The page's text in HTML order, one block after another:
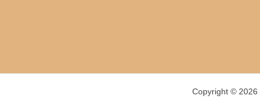
Copyright © 2026